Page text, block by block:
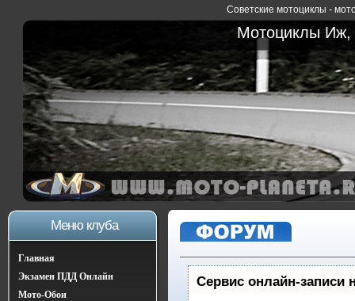
Советские мотоциклы -
Мотоциклы Иж,
Меню клуба
Главная
Экзамен ПДД Онлайн
Мото-Обои
Сервис онлайн-записи